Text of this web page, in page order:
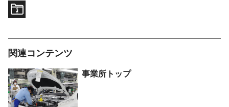
関連コンテンツ
事業所トップ